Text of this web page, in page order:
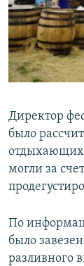
Директор
было
могли за
По
было
разливного